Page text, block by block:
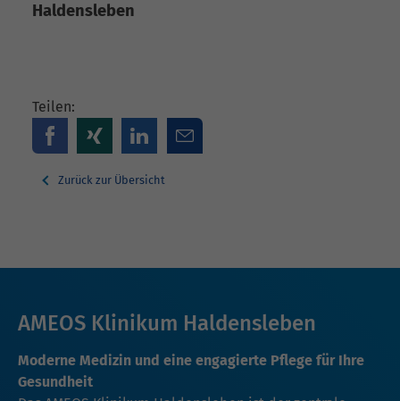
Haldensleben
Teilen:
Zurück zur Übersicht
AMEOS Klinikum Haldensleben
Moderne Medizin und eine engagierte Pflege für Ihre
Gesundheit